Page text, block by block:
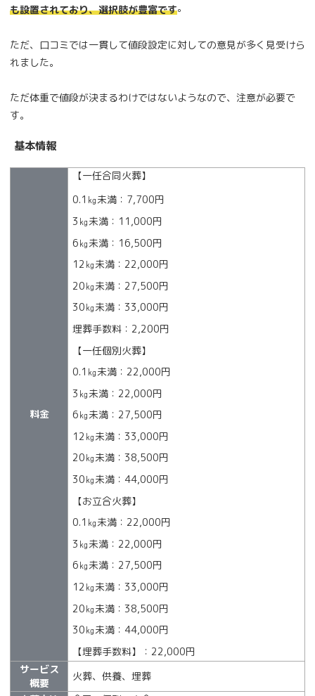
も設置されており、選択肢が豊富です。
ただ、口コミでは一貫して値段設定に対しての意見が多く見受けら
れました。
ただ体重で値段が決まるわけではないようなので、注意が必要で
す。
基本情報
料金
【一任合同火葬】
0.1㎏未満：7,700円
3㎏未満：11,000円
6㎏未満：16,500円
12㎏未満：22,000円
20㎏未満：27,500円
30㎏未満：33,000円
埋葬手数料：2,200円
【一任個別火葬】
0.1㎏未満：22,000円
3㎏未満：22,000円
6㎏未満：27,500円
12㎏未満：33,000円
20㎏未満：38,500円
30㎏未満：44,000円
【お立合火葬】
0.1㎏未満：22,000円
3㎏未満：22,000円
6㎏未満：27,500円
12㎏未満：33,000円
20㎏未満：38,500円
30㎏未満：44,000円
【埋葬手数料】：22,000円
サービス
概要
火葬、供養、埋葬